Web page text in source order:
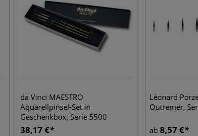
da Vinci MAESTRO
Aquarellpinsel-Set in
Geschenkbox, Serie 5500
38,17 €
Léonard
Outremer,
ab 8,57 €